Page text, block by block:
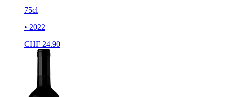
75cl
• 2022
CHF 24.90